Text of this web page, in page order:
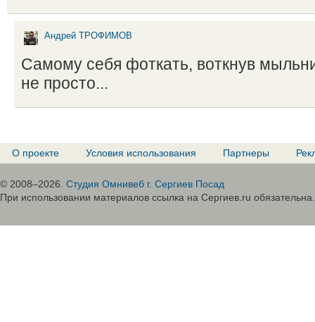
Андрей ТРОФИМОВ
Самому себя фоткать, воткнув
не просто...
О проекте Условия использования Партнеры
© 2008–2026. Студия Омнивеб г. Сергиев Посад
При использовании материалов ссылка на Сергиев.ru обязательна.